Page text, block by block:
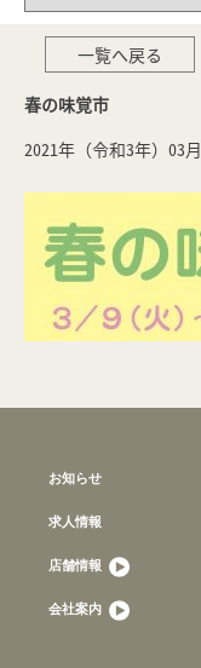
一覧へ戻る
春の味覚市
2021年（令和3年）03月
お知らせ
求人情報
店舗情報
会社案内